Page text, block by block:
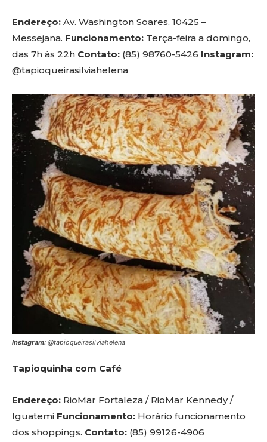
Endereço: Av. Washington Soares, 10425 –
Messejana. Funcionamento: Terça-feira a domingo,
das 7h às 22h Contato: (85) 98760-5426 Instagram:
@tapioqueirasilviahelena
Instagram: @tapioqueirasilviahelena
Tapioquinha com Café
Endereço: RioMar Fortaleza / RioMar Kennedy /
Iguatemi Funcionamento: Horário funcionamento
dos shoppings. Contato: (85) 99126-4906